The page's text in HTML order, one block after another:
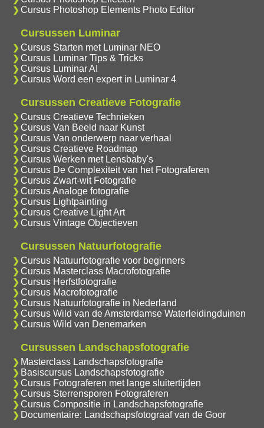
Cursus Photoshop Elements Photo Editor
Cursussen Luminar
Cursus Starten met Luminar NEO
Cursus Luminar Tips & Tricks
Cursus Luminar AI
Cursus Word een expert in Luminar 4
Cursussen Creatieve Fotografie
Cursus Creatieve Technieken
Cursus Van Beeld naar Kunst
Cursus Van onderwerp naar verhaal
Cursus Creatieve Roadmap
Cursus Werken met Lensbaby's
Cursus De Complexiteit van het Fotograferen
Cursus Zwart-wit Fotografie
Cursus Analoge fotografie
Cursus Lightpainting
Cursus Creative Light Art
Cursus Vintage Objectieven
Cursussen Natuurfotografie
Cursus Natuurfotografie voor beginners
Cursus Masterclass Macrofotografie
Cursus Herfstfotografie
Cursus Macrofotografie
Cursus Natuurfotografie in Nederland
Cursus Wild van de Amsterdamse Waterleidingduinen
Cursus Wild van Denemarken
Cursussen Landschapsfotografie
Masterclass Landschapsfotografie
Basiscursus Landschapsfotografie
Cursus Fotograferen met lange sluitertijden
Cursus Sterrensporen Fotograferen
Cursus Compositie in Landschapsfotografie
Documentaire: Landschapsfotograaf van de Goor